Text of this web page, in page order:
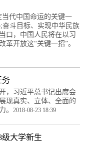
代中国命运的关键一
奋斗目标、实现中华民族
口，中国人民将在以习
开放这“关键一招”。
务
，习近平总书记出席会
现真实、立体、全面的
。 2018-08-23 18:39
大学新生